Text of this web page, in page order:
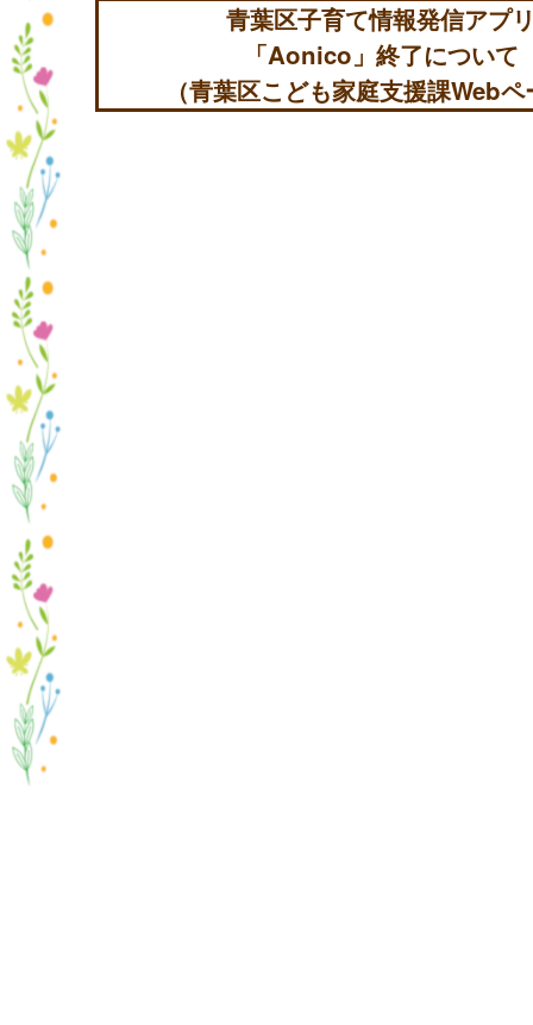
青葉区子育て情報発信アプ
「Aonico」終了について
（青葉区こども家庭支援課Web